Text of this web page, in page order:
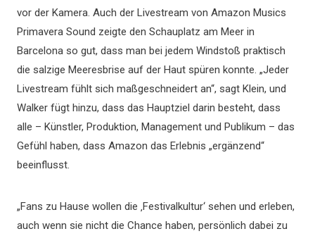
vor der Kamera. Auch der Livestream von Amazon Musics
Primavera Sound zeigte den Schauplatz am Meer in
Barcelona so gut, dass man bei jedem Windstoß praktisch
die salzige Meeresbrise auf der Haut spüren konnte. „Jeder
Livestream fühlt sich maßgeschneidert an“, sagt Klein, und
Walker fügt hinzu, dass das Hauptziel darin besteht, dass
alle – Künstler, Produktion, Management und Publikum – das
Gefühl haben, dass Amazon das Erlebnis „ergänzend“
beeinflusst.
„Fans zu Hause wollen die ‚Festivalkultur‘ sehen und erleben,
auch wenn sie nicht die Chance haben, persönlich dabei zu